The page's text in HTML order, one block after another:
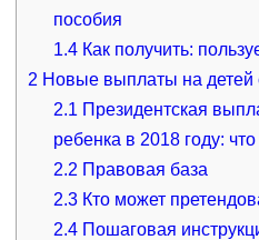
пособия
1.4 Как получить:
2 Новые выплаты на детей
2.1 Президентская
ребенка в 2018 году: что
2.2 Правовая база
2.3 Кто может
2.4 Пошаговая